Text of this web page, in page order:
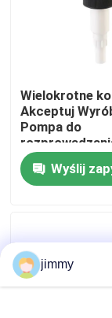
Wycieczka po
Kontrola
Skontaktuj
Sprawy
Wielokrotne
Akceptuj
Pompa do
balsamów z
30mm 32mm
Wyślij
jimmy